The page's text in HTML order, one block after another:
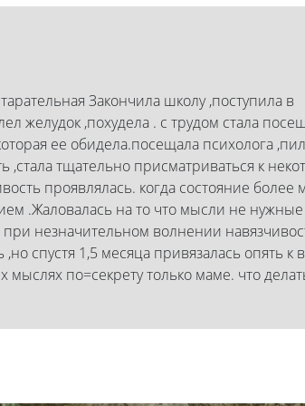
Закончила школу ,поступила в
желудок ,похудела . с трудом стала
ее обидела.посещала психолога
,стала тщательно присматриваться к
проявлялась. когда состояние более
.Жаловалась на то что мысли не нужные
незначительном волнении
спустя 1,5 месяца привязалась опять к
по=секрету только маме. что